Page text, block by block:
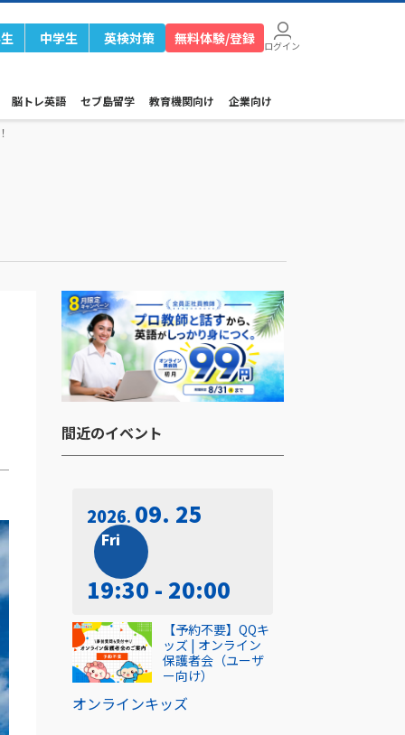
中学生 英検対策 無料体験/登録 ログイン
脳トレ英語 セブ島留学 教育機関向け 企業向け
間近のイベント​
2026 09. 25
Fri
19:30 - 20:00
オンラインキッズ
【予約不要】QQキ
ッズ | オンライン
保護者会（ユーザ
ー向け）